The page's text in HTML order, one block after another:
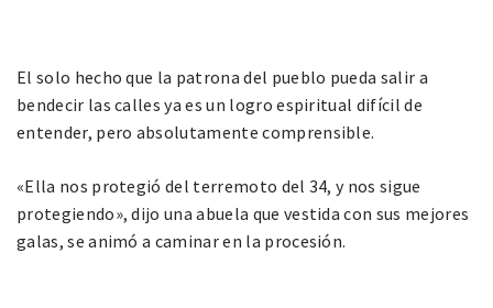
El solo hecho que la patrona del pueblo pueda salir a
bendecir las calles ya es un logro espiritual difícil de
entender, pero absolutamente comprensible.
«Ella nos protegió del terremoto del 34, y nos sigue
protegiendo», dijo una abuela que vestida con sus mejores
galas, se animó a caminar en la procesión.